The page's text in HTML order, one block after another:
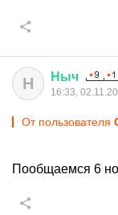
Н Ныч
16:33,
От пользователя
Пообщаемся 6